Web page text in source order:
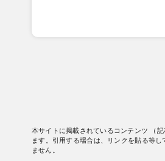
本サイトに掲載されているコンテンツ （
ます。引用する場合は、リンクを貼る等
ません。